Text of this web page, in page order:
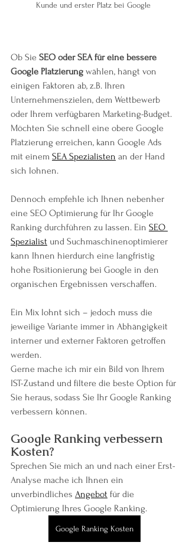
Kunde und erster Platz bei Google
Ob Sie SEO oder SEA für eine bessere
Google Platzierung wählen, hängt von
einigen Faktoren ab, z.B. Ihren
Unternehmenszielen, dem Wettbewerb
oder Ihrem verfügbaren Marketing-Budget.
Möchten Sie schnell eine obere Google
Platzierung erreichen, kann Google Ads
mit einem SEA Spezialisten an der Hand
sich lohnen.
Dennoch empfehle ich Ihnen nebenher
eine SEO Optimierung für Ihr Google
Ranking durchführen zu lassen. Ein SEO
Spezialist und Suchmaschinenoptimierer
kann Ihnen hierdurch eine langfristig
hohe Positionierung bei Google in den
organischen Ergebnissen verschaffen.
Ein Mix lohnt sich – jedoch muss die
jeweilige Variante immer in Abhängigkeit
interner und externer Faktoren getroffen
werden.
Gerne mache ich mir ein Bild von Ihrem
IST-Zustand und filtere die beste Option für
Sie heraus, sodass Sie Ihr Google Ranking
verbessern können.
Google Ranking verbessern
Kosten?
Sprechen Sie mich an und nach einer Erst-
Analyse mache ich Ihnen ein
unverbindliches Angebot für die
Optimierung Ihres Google Ranking.
Google Ranking Kosten